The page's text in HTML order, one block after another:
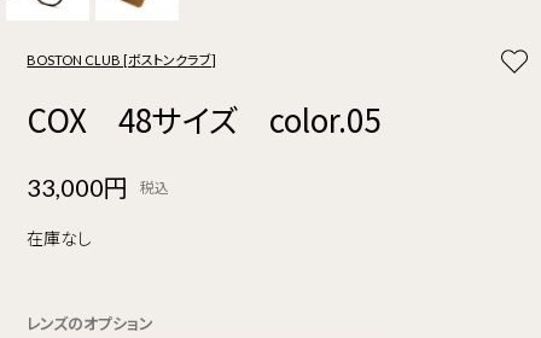
BOSTON CLUB [ボストンクラブ]
COX 48サイズ color.05
33,000円 税込
在庫なし
レンズのオプション